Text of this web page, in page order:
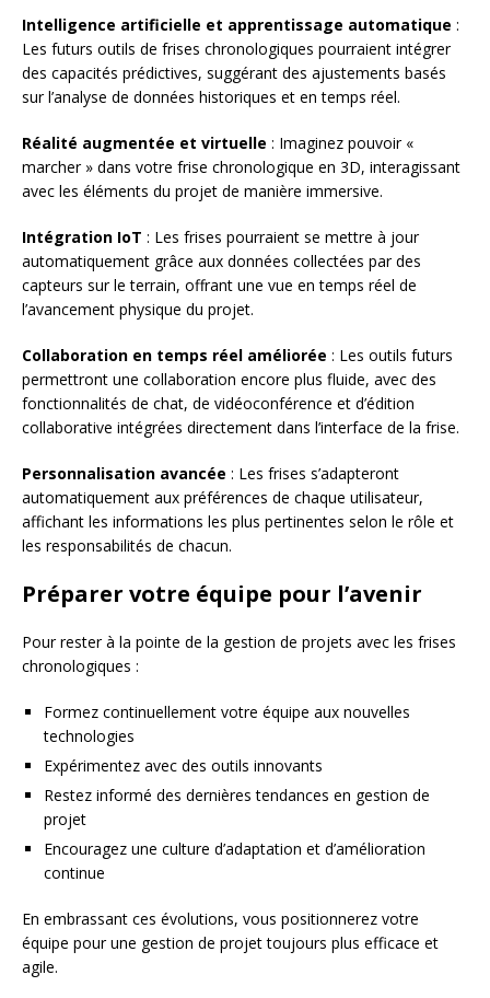
Intelligence artificielle et apprentissage automatique :
Les futurs outils de frises chronologiques pourraient intégrer
des capacités prédictives, suggérant des ajustements basés
sur l’analyse de données historiques et en temps réel.
Réalité augmentée et virtuelle : Imaginez pouvoir «
marcher » dans votre frise chronologique en 3D, interagissant
avec les éléments du projet de manière immersive.
Intégration IoT : Les frises pourraient se mettre à jour
automatiquement grâce aux données collectées par des
capteurs sur le terrain, offrant une vue en temps réel de
l’avancement physique du projet.
Collaboration en temps réel améliorée : Les outils futurs
permettront une collaboration encore plus fluide, avec des
fonctionnalités de chat, de vidéoconférence et d’édition
collaborative intégrées directement dans l’interface de la frise.
Personnalisation avancée : Les frises s’adapteront
automatiquement aux préférences de chaque utilisateur,
affichant les informations les plus pertinentes selon le rôle et
les responsabilités de chacun.
Préparer votre équipe pour l’avenir
Pour rester à la pointe de la gestion de projets avec les frises
chronologiques :
Formez continuellement votre équipe aux nouvelles
technologies
Expérimentez avec des outils innovants
Restez informé des dernières tendances en gestion de
projet
Encouragez une culture d’adaptation et d’amélioration
continue
En embrassant ces évolutions, vous positionnerez votre
équipe pour une gestion de projet toujours plus efficace et
agile.